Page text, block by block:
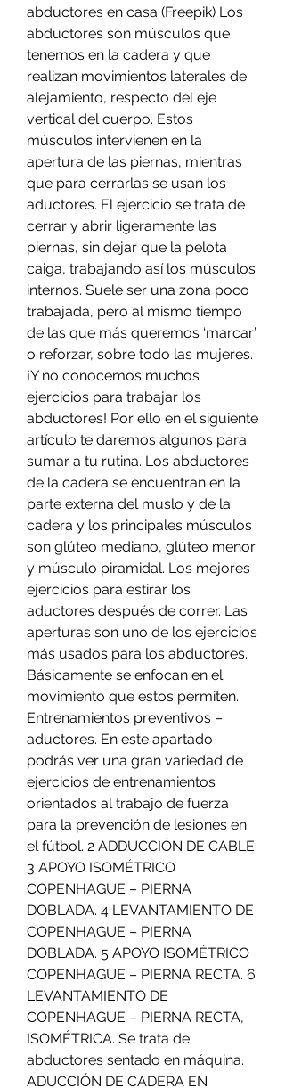
abductores en casa (Freepik) Los
abductores son músculos que
tenemos en la cadera y que
realizan movimientos laterales de
alejamiento, respecto del eje
vertical del cuerpo. Estos
músculos intervienen en la
apertura de las piernas, mientras
que para cerrarlas se usan los
aductores. El ejercicio se trata de
cerrar y abrir ligeramente las
piernas, sin dejar que la pelota
caiga, trabajando así los músculos
internos. Suele ser una zona poco
trabajada, pero al mismo tiempo
de las que más queremos ‘marcar’
o reforzar, sobre todo las mujeres.
¡Y no conocemos muchos
ejercicios para trabajar los
abductores! Por ello en el siguiente
artículo te daremos algunos para
sumar a tu rutina. Los abductores
de la cadera se encuentran en la
parte externa del muslo y de la
cadera y los principales músculos
son glúteo mediano, glúteo menor
y músculo piramidal. Los mejores
ejercicios para estirar los
aductores después de correr. Las
aperturas son uno de los ejercicios
más usados para los abductores.
Básicamente se enfocan en el
movimiento que estos permiten.
Entrenamientos preventivos –
aductores. En este apartado
podrás ver una gran variedad de
ejercicios de entrenamientos
orientados al trabajo de fuerza
para la prevención de lesiones en
el fútbol. 2 ADDUCCIÓN DE CABLE.
3 APOYO ISOMÉTRICO
COPENHAGUE – PIERNA
DOBLADA. 4 LEVANTAMIENTO DE
COPENHAGUE – PIERNA
DOBLADA. 5 APOYO ISOMÉTRICO
COPENHAGUE – PIERNA RECTA. 6
LEVANTAMIENTO DE
COPENHAGUE – PIERNA RECTA,
ISOMÉTRICA. Se trata de
abductores sentado en máquina.
ADUCCIÓN DE CADERA EN